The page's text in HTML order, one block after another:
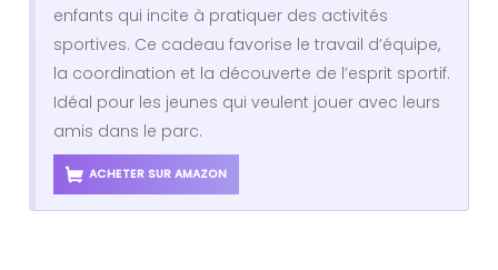
enfants qui incite à pratiquer des activités
sportives. Ce cadeau favorise le travail d’équipe,
la coordination et la découverte de l’esprit sportif.
Idéal pour les jeunes qui veulent jouer avec leurs
amis dans le parc.
ACHETER SUR AMAZON